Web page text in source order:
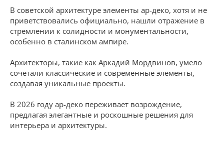
В советской архитектуре элементы ар-деко, хотя и не
приветствовались официально, нашли отражение в
стремлении к солидности и монументальности,
особенно в сталинском ампире.
Архитекторы, такие как Аркадий Мордвинов, умело
сочетали классические и современные элементы,
создавая уникальные проекты.
В 2026 году ар-деко переживает возрождение,
предлагая элегантные и роскошные решения для
интерьера и архитектуры.